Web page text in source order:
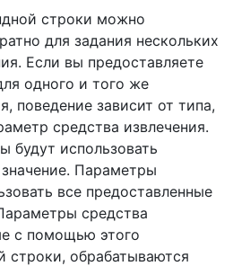
строки можно
для задания нескольких
Если вы предоставляете
одного и того же
поведение зависит от типа,
средства извлечения.
будут использовать
Параметры
все предоставленные
средства
с помощью этого
строки, обрабатываются